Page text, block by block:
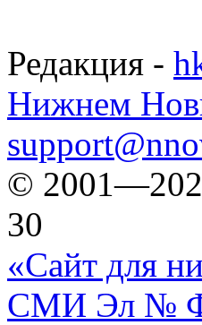
Редакция -
Нижнем
©
30
«Сайт для
СМИ Эл №